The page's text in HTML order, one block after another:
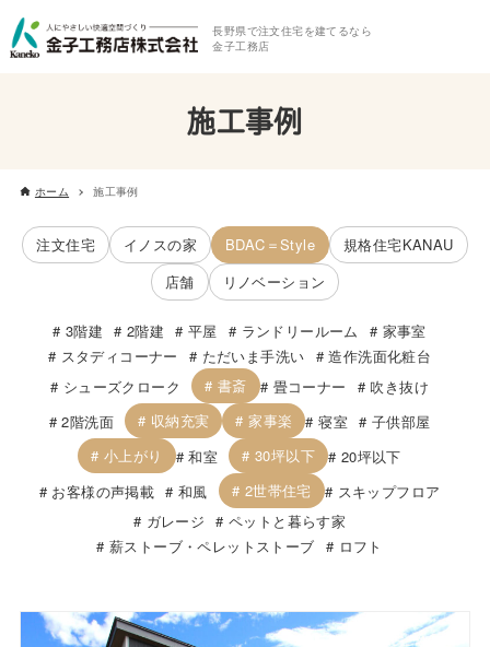
長野県で注文住宅を建てるなら
金子工務店
施工事例
ホーム 施工事例
注文住宅 イノスの家 BDAC＝Style
規格住宅KANAU
店舗
リノベーション
3階建 2階建 平屋 ランドリールーム
家事室
スタディコーナー
ただいま手洗い
造作洗面化粧台
シューズクローク
書斎 畳コーナー
吹き抜け
2階洗面
収納充実 家事楽 寝室
子供部屋
小上がり
和室 30坪以下
20坪以下
お客様の声掲載
和風 2世帯住宅
スキップフロア
ガレージ
ペットと暮らす家
薪ストーブ・ペレットストーブ
ロフト